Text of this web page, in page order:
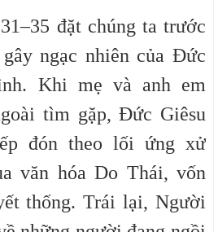
đặt chúng ta trước
ngạc nhiên của Đức
Khi mẹ và anh em
tìm gặp, Đức Giêsu
đón theo lối ứng xử
văn hóa Do Thái, vốn
thống. Trái lại, Người